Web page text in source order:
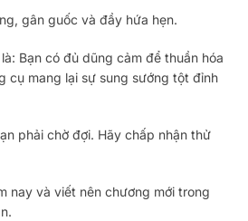
gân guốc và đầy hứa hẹn.
Bạn có đủ dũng cảm để thuần hóa
cụ mang lại sự sung sướng tột đỉnh
phải chờ đợi. Hãy chấp nhận thử
nay và viết nên chương mới trong